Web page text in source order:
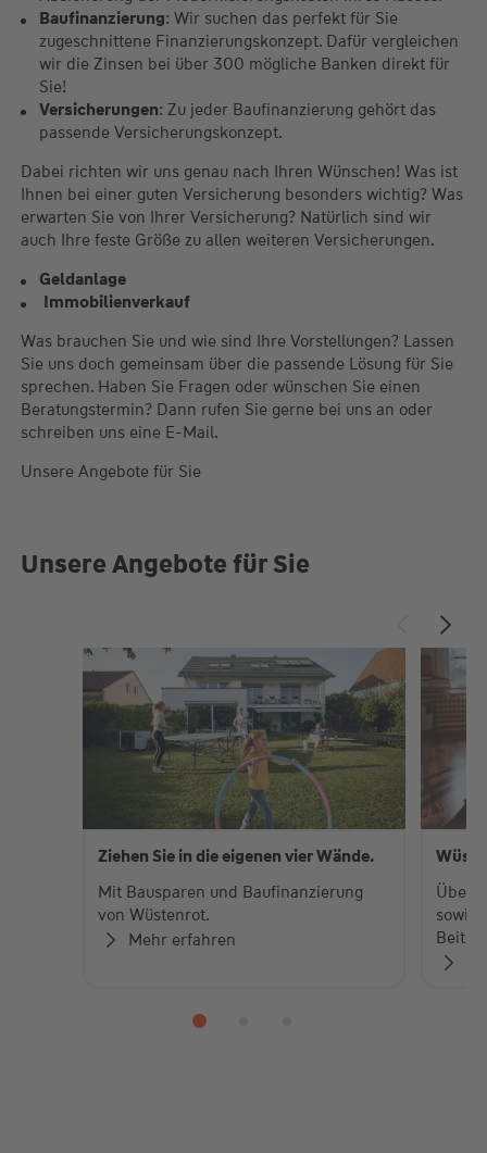
Baufinanzierung: Wir suchen das perfekt für Sie
zugeschnittene Finanzierungskonzept. Dafür vergleichen
wir die Zinsen bei über 300 mögliche Banken direkt für
Sie!
Versicherungen: Zu jeder Baufinanzierung gehört das
passende Versicherungskonzept.
Dabei richten wir uns genau nach Ihren Wünschen! Was ist
Ihnen bei einer guten Versicherung besonders wichtig? Was
erwarten Sie von Ihrer Versicherung? Natürlich sind wir
auch Ihre feste Größe zu allen weiteren Versicherungen.
Geldanlage
Immobilienverkauf
Was brauchen Sie und wie sind Ihre Vorstellungen? Lassen
Sie uns doch gemeinsam über die passende Lösung für Sie
sprechen. Haben Sie Fragen oder wünschen Sie einen
Beratungstermin? Dann rufen Sie gerne bei uns an oder
schreiben uns eine E-Mail.
Unsere Angebote für Sie
Unsere Angebote für Sie
Ziehen Sie in die eigenen vier Wände.
Mit Bausparen und Baufinanzierung
von Wüstenrot.
Mehr erfahren
Über
sowie